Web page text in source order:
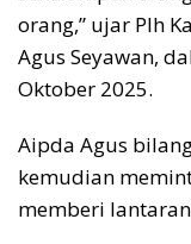
orang,” ujar Plh
Agus Seyawan,
Oktober 2025.
Aipda Agus
kemudian
memberi